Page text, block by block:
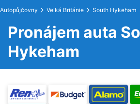
Autopůjčovny Velká Británie South Hykeham
Pronájem auta
Hykeham